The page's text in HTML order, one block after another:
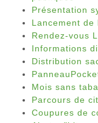
Présentation
Lancement de
Rendez-vous
Informations
Distribution
Mois sans
Parcours de
Coupures de